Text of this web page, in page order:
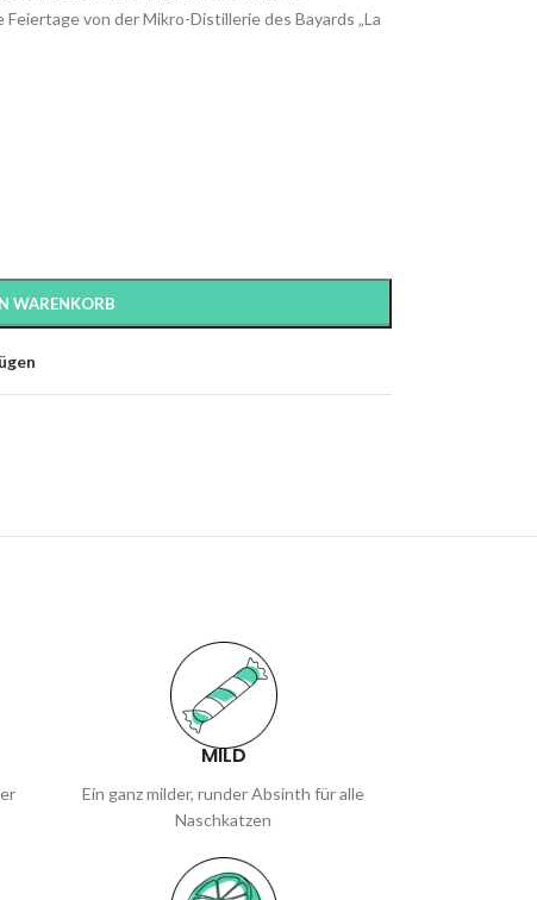
von der Mikro-Distillerie des Bayards „La
WARENKORB
MILD
Ein ganz milder, runder Absinth für alle
Naschkatzen